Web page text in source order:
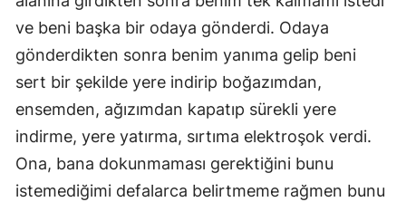
ve beni başka bir odaya gönderdi. Odaya
gönderdikten sonra benim yanıma gelip beni
sert bir şekilde yere indirip boğazımdan,
ensemden, ağızımdan kapatıp sürekli yere
indirme, yere yatırma, sırtıma elektroşok verdi.
Ona, bana dokunmaması gerektiğini bunu
istemediğimi defalarca belirtmeme rağmen bunu